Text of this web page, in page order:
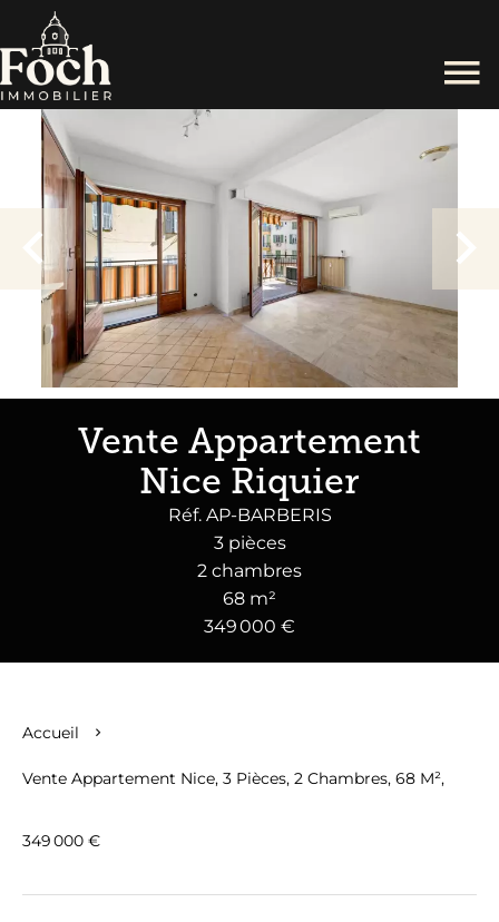
Vente Appartement
Nice Riquier
Réf. AP-BARBERIS
3 pièces
2 chambres
68 m²
349 000 €
Accueil
Vente Appartement Nice, 3 Pièces, 2 Chambres, 68 M²,
349 000 €